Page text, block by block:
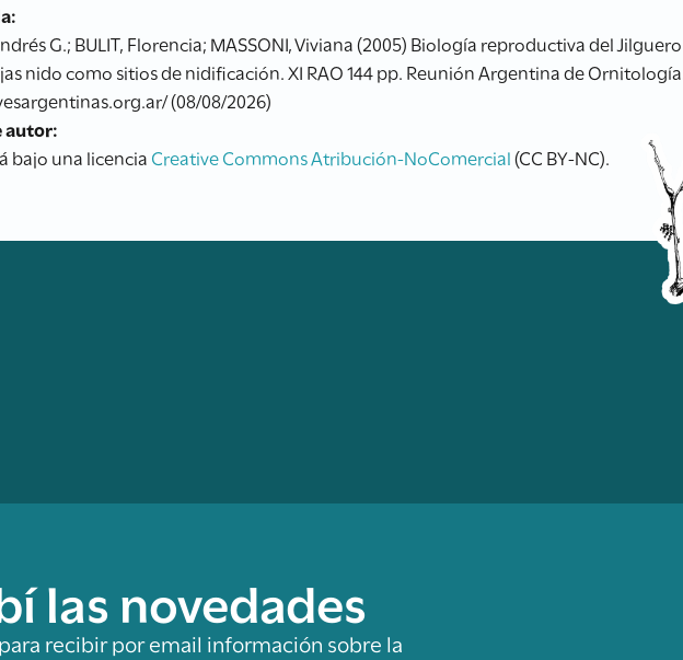
G.; BULIT, Florencia; MASSONI, Viviana (2005) Biología reproductiva del
nido como sitios de nidificación. XI RAO 144 pp. Reunión Argentina de
(08/08/2026)
autor:
bajo una licencia Creative Commons Atribución-NoComercial(CC BY-NC).
las novedades
recibir por email información sobre la